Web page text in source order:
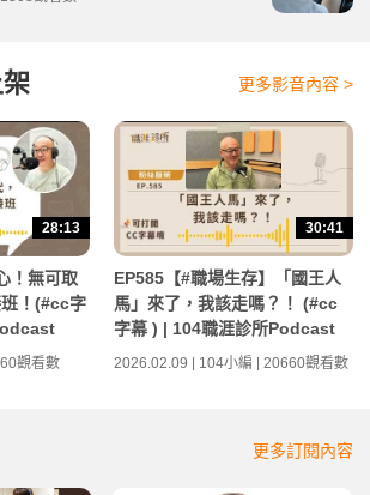
更多影音內容 >
28:13
！無可取
！(#cc字
觀看數
30:41
EP585【#職場生存】「國王人
馬」來了，我該走嗎？！ (#cc
字幕 ) | 104職涯診所Podcast
2026.02.09 | 104小編 | 20660觀看數
更多訂閱內容